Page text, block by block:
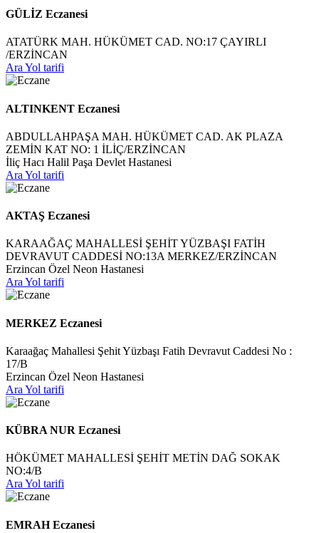
GÜLİZ Eczanesi
ATATÜRK MAH. HÜKÜMET CAD. NO:17 ÇAYIRLI
/ERZİNCAN
Ara Yol tarifi
ALTINKENT Eczanesi
ABDULLAHPAŞA MAH. HÜKÜMET CAD. AK PLAZA
ZEMİN KAT NO: 1 İLİÇ/ERZİNCAN
İliç Hacı Halil Paşa Devlet Hastanesi
Ara Yol tarifi
AKTAŞ Eczanesi
KARAAĞAÇ MAHALLESİ ŞEHİT YÜZBAŞI FATİH
DEVRAVUT CADDESİ NO:13A MERKEZ/ERZİNCAN
Erzincan Özel Neon Hastanesi
Ara Yol tarifi
MERKEZ Eczanesi
Karaağaç Mahallesi Şehit Yüzbaşı Fatih Devravut Caddesi No :
17/B
Erzincan Özel Neon Hastanesi
Ara Yol tarifi
KÜBRA NUR Eczanesi
HÖKÜMET MAHALLESİ ŞEHİT METİN DAĞ SOKAK
NO:4/B
AraYol tarifi
EMRAH Eczanesi